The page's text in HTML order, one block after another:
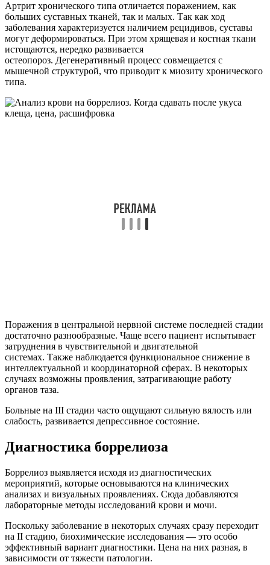
Артрит хронического типа отличается поражением, как
больших суставных тканей, так и малых. Так как ход
заболевания характеризуется наличием рецидивов, суставы
могут деформироваться. При этом хрящевая и костная ткани
истощаются, нередко развивается
остеопороз. Дегенеративный процесс совмещается с
мышечной структурой, что приводит к миозиту хронического
типа.
Поражения в центральной нервной системе последней стадии
достаточно разнообразные. Чаще всего пациент испытывает
затруднения в чувствительной и двигательной
системах. Также наблюдается функциональное снижение в
интеллектуальной и координаторной сферах. В некоторых
случаях возможны проявления, затрагивающие работу
органов таза.
Больные на III стадии часто ощущают сильную вялость или
слабость, развивается депрессивное состояние.
Диагностика боррелиоза
Боррелиоз выявляется исходя из диагностических
мероприятий, которые основываются на клинических
анализах и визуальных проявлениях. Сюда добавляются
лабораторные методы исследований крови и мочи.
Поскольку заболевание в некоторых случаях сразу переходит
на II стадию, биохимические исследования — это особо
эффективный вариант диагностики. Цена на них разная, в
зависимости от тяжести патологии.